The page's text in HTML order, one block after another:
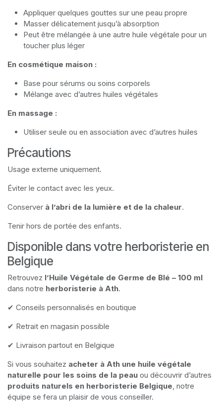
Appliquer quelques gouttes sur une peau propre
Masser délicatement jusqu’à absorption
Peut être mélangée à une autre huile végétale pour un
toucher plus léger
En cosmétique maison :
Base pour sérums ou soins corporels
Mélange avec d’autres huiles végétales
En massage :
Utiliser seule ou en association avec d’autres huiles
Précautions
Usage externe uniquement.
Éviter le contact avec les yeux.
Conserver à l’abri de la lumière et de la chaleur.
Tenir hors de portée des enfants.
Disponible dans votre herboristerie en
Belgique
Retrouvez l’Huile Végétale de Germe de Blé – 100 ml
dans notre herboristerie à Ath.
✔ Conseils personnalisés en boutique
✔ Retrait en magasin possible
✔ Livraison partout en Belgique
Si vous souhaitez acheter à Ath une huile végétale
naturelle pour les soins de la peau ou découvrir d’autres
produits naturels en herboristerie Belgique, notre
équipe se fera un plaisir de vous conseiller.